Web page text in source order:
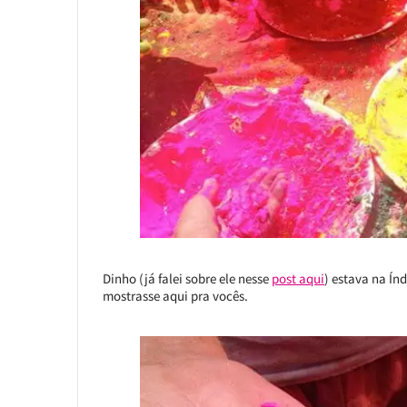
Dinho (já falei sobre ele nesse post aqui) estava na
mostrasse aqui pra vocês.